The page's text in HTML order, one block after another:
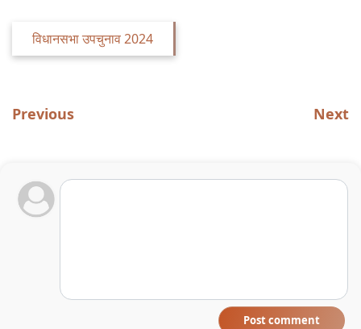
विधानसभा उपचुनाव 2024
Previous Next
Post comment